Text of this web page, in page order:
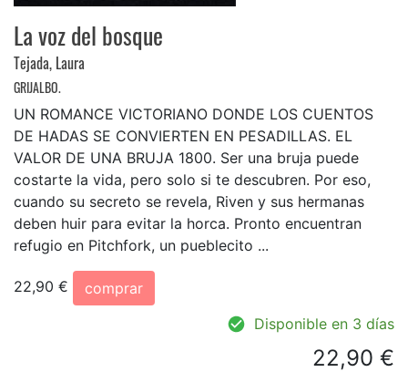
La voz del bosque
Tejada, Laura
GRIJALBO.
UN ROMANCE VICTORIANO DONDE LOS CUENTOS
DE HADAS SE CONVIERTEN EN PESADILLAS. EL
VALOR DE UNA BRUJA 1800. Ser una bruja puede
costarte la vida, pero solo si te descubren. Por eso,
cuando su secreto se revela, Riven y sus hermanas
deben huir para evitar la horca. Pronto encuentran
refugio en Pitchfork, un pueblecito ...
22,90 €
comprar
Disponible en 3 días
22,90 €